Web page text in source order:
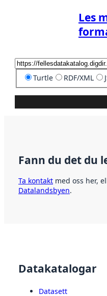
Les
Turtle RDF/XML
Fann du det du
Ta kontakt med oss her,
Datalandsbyen.
Datakatalogar
Datasett